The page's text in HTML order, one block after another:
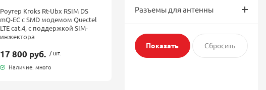
Разъемы для антенны
Роутер Kroks Rt-Ubx RSIM DS
mQ-EC с SMD модемом Quectel
LTE cat.4, с поддержкой SIM-
инжектора
17 800 руб. / шт.
Наличие: много